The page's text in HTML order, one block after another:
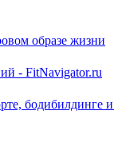
образе жизни
- FitNavigator.ru
бодибилдинге